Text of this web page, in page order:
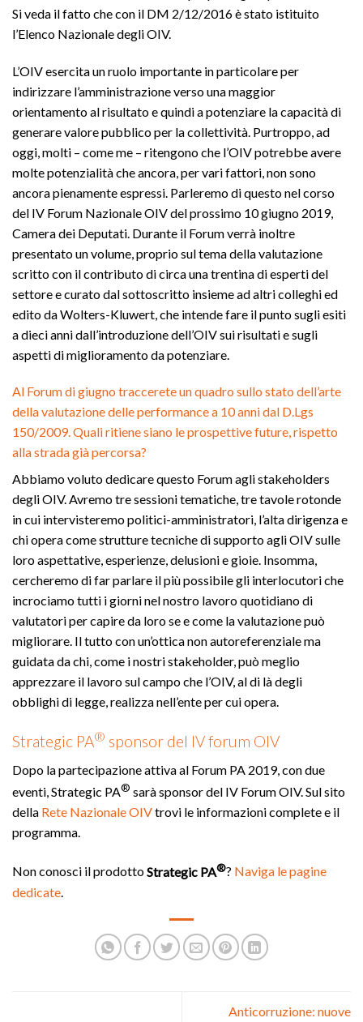
Si veda il fatto che con il DM 2/12/2016 è stato istituito
l’Elenco Nazionale degli OIV.
L’OIV esercita un ruolo importante in particolare per
indirizzare l’amministrazione verso una maggior
orientamento al risultato e quindi a potenziare la capacità di
generare valore pubblico per la collettività. Purtroppo, ad
oggi, molti – come me – ritengono che l’OIV potrebbe avere
molte potenzialità che ancora, per vari fattori, non sono
ancora pienamente espressi. Parleremo di questo nel corso
del IV Forum Nazionale OIV del prossimo 10 giugno 2019,
Camera dei Deputati. Durante il Forum verrà inoltre
presentato un volume, proprio sul tema della valutazione
scritto con il contributo di circa una trentina di esperti del
settore e curato dal sottoscritto insieme ad altri colleghi ed
edito da Wolters-Kluwert, che intende fare il punto sugli esiti
a dieci anni dall’introduzione dell’OIV sui risultati e sugli
aspetti di miglioramento da potenziare.
Al Forum di giugno traccerete un quadro sullo stato dell’arte
della valutazione delle performance a 10 anni dal D.Lgs
150/2009. Quali ritiene siano le prospettive future, rispetto
alla strada già percorsa?
Abbiamo voluto dedicare questo Forum agli stakeholders
degli OIV. Avremo tre sessioni tematiche, tre tavole rotonde
in cui intervisteremo politici-amministratori, l’alta dirigenza e
chi opera come strutture tecniche di supporto agli OIV sulle
loro aspettative, esperienze, delusioni e gioie. Insomma,
cercheremo di far parlare il più possibile gli interlocutori che
incrociamo tutti i giorni nel nostro lavoro quotidiano di
valutatori per capire da loro se e come la valutazione può
migliorare. Il tutto con un’ottica non autoreferenziale ma
guidata da chi, come i nostri stakeholder, può meglio
apprezzare il lavoro sul campo che l’OIV, al di là degli
obblighi di legge, realizza nell’ente per cui opera.
Strategic PA® sponsor del IV forum OIV
Dopo la partecipazione attiva al Forum PA 2019, con due
eventi, Strategic PA® sarà sponsor del IV Forum OIV. Sul sito
della Rete Nazionale OIVtrovi le informazioni complete e il
programma.
Non conosci il prodottoStrategic PA®? Naviga le pagine
dedicate
Anticorruzione: nuove